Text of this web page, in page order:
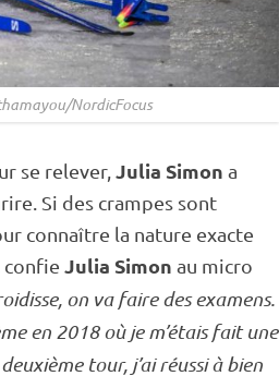
NordicFocus
se relever, Julia Simon a
Si des crampes sont
connaître la nature exacte
confie Julia Simon au micro
on va faire des examens.
en 2018 où je m’étais fait une
tour, j’ai réussi à bien